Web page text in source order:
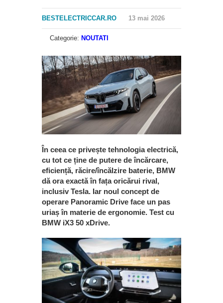
BESTELECTRICCAR.RO 13 mai 2026
Categorie: NOUTATI
În ceea ce privește tehnologia electrică,
cu tot ce ține de putere de încărcare,
eficiență, răcire/încălzire baterie, BMW
dă ora exactă în fața oricărui rival,
inclusiv Tesla. Iar noul concept de
operare Panoramic Drive face un pas
uriaș în materie de ergonomie. Test cu
BMW iX3 50 xDrive.